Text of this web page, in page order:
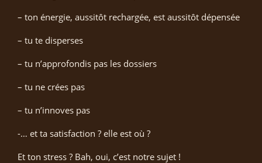
– ton énergie, aussitôt rechargée, est aussitôt dépensée
– tu te disperses
– tu n’approfondis pas les dossiers
– tu ne crées pas
– tu n’innoves pas
-… et ta satisfaction ? elle est où ?
Et ton stress ? Bah, oui, c’est notre sujet !